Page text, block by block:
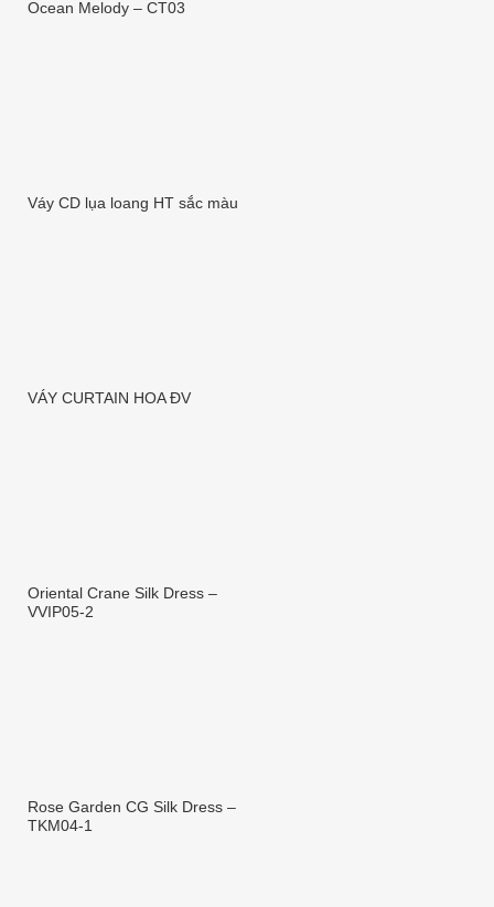
Ocean Melody – CT03
Váy CD lụa loang HT sắc màu
VÁY CURTAIN HOA ĐV
Oriental Crane Silk Dress –
VVIP05-2
Rose Garden CG Silk Dress –
TKM04-1